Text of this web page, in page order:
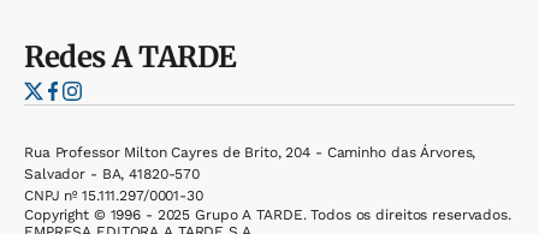
RedesA TARDE
Rua Professor Milton Cayres de Brito, 204 - Caminho das Árvores,
Salvador - BA, 41820-570
CNPJ nº 15.111.297/0001-30
Copyright © 1996 - 2025 Grupo A TARDE. Todos os direitos reservados.